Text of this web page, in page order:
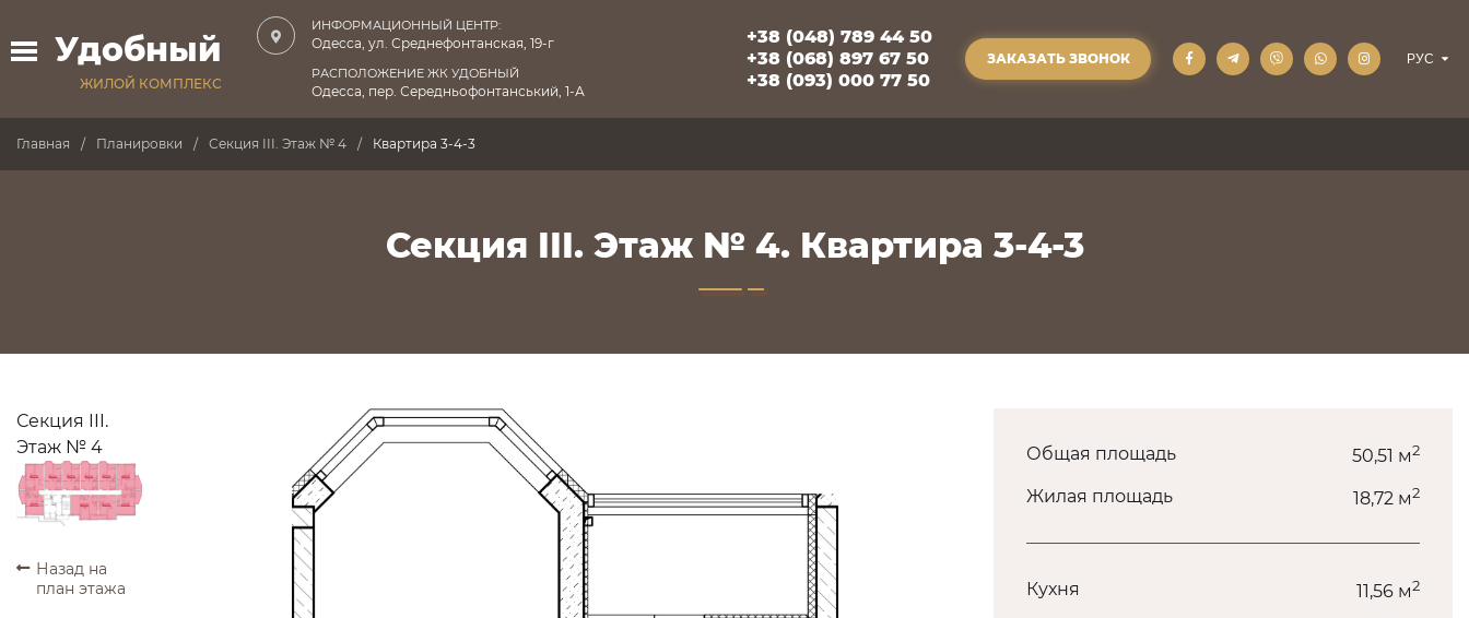
Удобный
ЖИЛОЙ КОМПЛЕКС
ИНФОРМАЦИОННЫЙ ЦЕНТР:
Одесса, ул. Среднефонтанская, 19-г
РАСПОЛОЖЕНИЕ ЖК УДОБНЫЙ
Одесса, пер. Середньофонтанський, 1-А
+38 (048) 789 44 50
+38 (068) 897 67 50
+38 (093) 000 77 50
ЗАКАЗАТЬ ЗВОНОК
Главная Планировки Секция III. Этаж № 4 Квартира 3-4-3
Секция III. Этаж № 4. Квартира 3-4-3
Секция III.
Этаж № 4
ПРОДАНО
Назад на
план этажа
Общая площадь 50,51 м2
Жилая площадь 18,72 м2
Кухня 11,56 м2